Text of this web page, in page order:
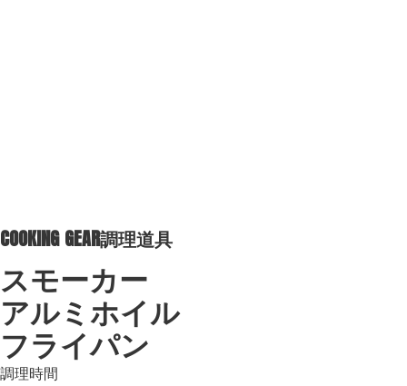
COOKING GEAR調理道具
スモーカー
アルミホイル
フライパン
調理時間